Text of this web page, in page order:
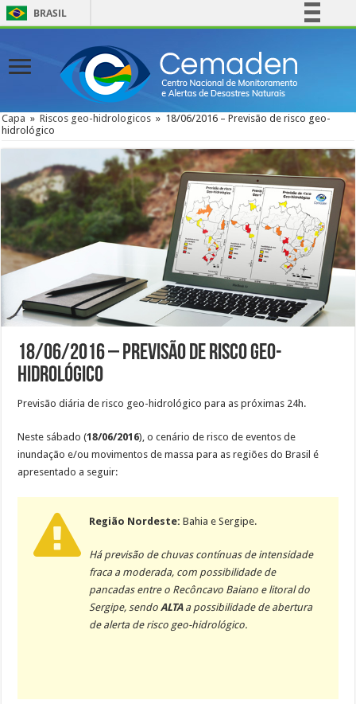
BRASIL
Comunica BR
Participe
Acesso à informação
Canais
Capa » Riscos geo-hidrologicos » 18/06/2016 – Previsão de risco geo-
hidrológico
18/06/2016 – Previsão de risco geo-
hidrológico
Previsão diária de risco geo-hidrológico para as próximas 24h.
Neste sábado (18/06/2016), o cenário de risco de eventos de
inundação e/ou movimentos de massa para as regiões do Brasil é
apresentado a seguir:
Região Nordeste: Bahia e Sergipe.
Há previsão de chuvas contínuas de intensidade
fraca a moderada, com possibilidade de
pancadas entre o Recôncavo Baiano e litoral do
Sergipe, sendoALTAa possibilidade de abertura
de alerta de risco geo-hidrológico.